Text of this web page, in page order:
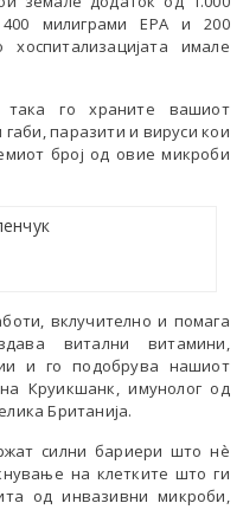
милиграми EPA и 200
имале
го храните вашиот
паразити и вируси кои
број од овие микроби
вклучително и помага
витални витамини,
и го подобрува нашиот
Круикшанк, имунолог од
Британија.
силни бариери што нè
на клетките што ги
од инвазивни микроби,